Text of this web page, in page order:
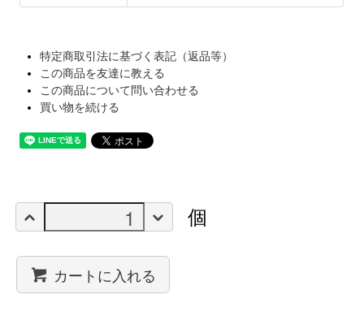
特定商取引法に基づく表記（返品等）
この商品を友達に教える
この商品について問い合わせる
買い物を続ける
個
カートに入れる